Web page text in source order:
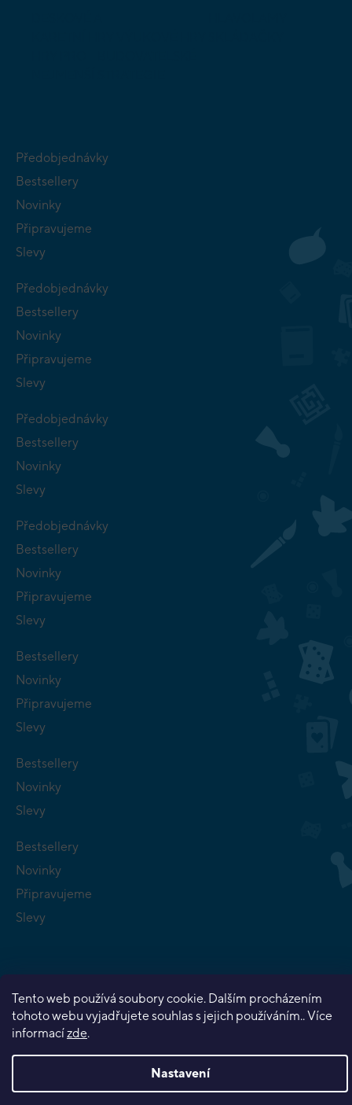
Tento web používá soubory cookie. Dalším procházením
tohoto webu vyjadřujete souhlas s jejich používáním.. Více
informacízde.
Nastavení
Předobjednávky
Bestsellery
Novinky
Připravujeme
Slevy
Předobjednávky
Bestsellery
Novinky
Připravujeme
Slevy
Předobjednávky
Bestsellery
Novinky
Slevy
Předobjednávky
Bestsellery
Novinky
Připravujeme
Slevy
Bestsellery
Novinky
Připravujeme
Slevy
Bestsellery
Novinky
Slevy
Bestsellery
Novinky
Připravujeme
Slevy
Vytvořil Shoptet Premium
Copyright 2026Planeta her. Všechna práva vyhrazena.